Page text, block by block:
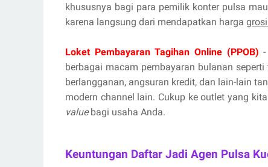
khususnya bagi para pemilik konter pulsa
karena langsung dari mendapatkan harga
Loket Pembayaran Tagihan Online (PPOB)
berbagai macam pembayaran bulanan
berlangganan, angsuran kredit, dan lain-lain
modern channel lain. Cukup ke outlet yang
valuebagi usaha Anda.
Keuntungan Daftar Jadi Agen Pulsa